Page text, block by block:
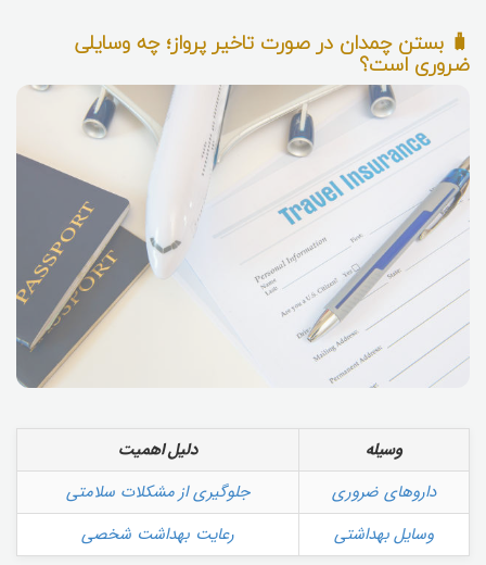
🧳 بستن چمدان در صورت تاخیر پرواز؛ چه وسایلی
ضروری است؟
وسیله
دلیل اهمیت
داروهای ضروری
جلوگیری از مشکلات سلامتی
وسایل بهداشتی
رعایت بهداشت شخصی